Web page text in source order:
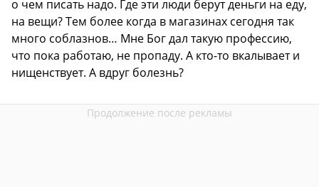
о чем писать надо. Где эти люди берут деньги на еду,
на вещи? Тем более когда в магазинах сегодня так
много соблазнов… Мне Бог дал такую профессию,
что пока работаю, не пропаду. А кто-то вкалывает и
нищенствует. А вдруг болезнь?